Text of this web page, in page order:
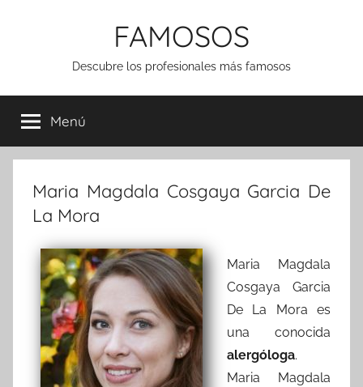
FAMOSOS
Descubre los profesionales más famosos
Menú
Maria Magdala Cosgaya Garcia De
La Mora
Maria Magdala
Cosgaya Garcia
De La Mora es
una conocida
alergóloga.
Maria Magdala